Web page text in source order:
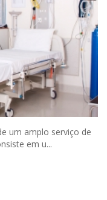
um amplo serviço de
em u...